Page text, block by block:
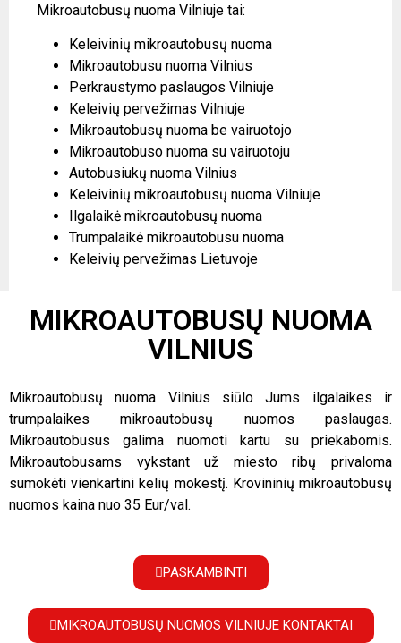
Mikroautobusų nuoma Vilniuje tai:
Keleivinių mikroautobusų nuoma
Mikroautobusu nuoma Vilnius
Perkraustymo paslaugos Vilniuje
Keleivių pervežimas Vilniuje
Mikroautobusų nuoma be vairuotojo
Mikroautobuso nuoma su vairuotoju
Autobusiukų nuoma Vilnius
Keleivinių mikroautobusų nuoma Vilniuje
Ilgalaikė mikroautobusų nuoma
Trumpalaikė mikroautobusu nuoma
Keleivių pervežimas Lietuvoje
MIKROAUTOBUSŲ NUOMA
VILNIUS
Mikroautobusų nuoma Vilnius siūlo Jums ilgalaikes ir
trumpalaikes mikroautobusų nuomos paslaugas.
Mikroautobusus galima nuomoti kartu su priekabomis.
Mikroautobusams vykstant už miesto ribų privaloma
sumokėti vienkartini kelių mokestį. Krovininių mikroautobusų
nuomos kaina nuo 35 Eur/val.
PASKAMBINTI
MIKROAUTOBUSŲ NUOMOS VILNIUJE KONTAKTAI